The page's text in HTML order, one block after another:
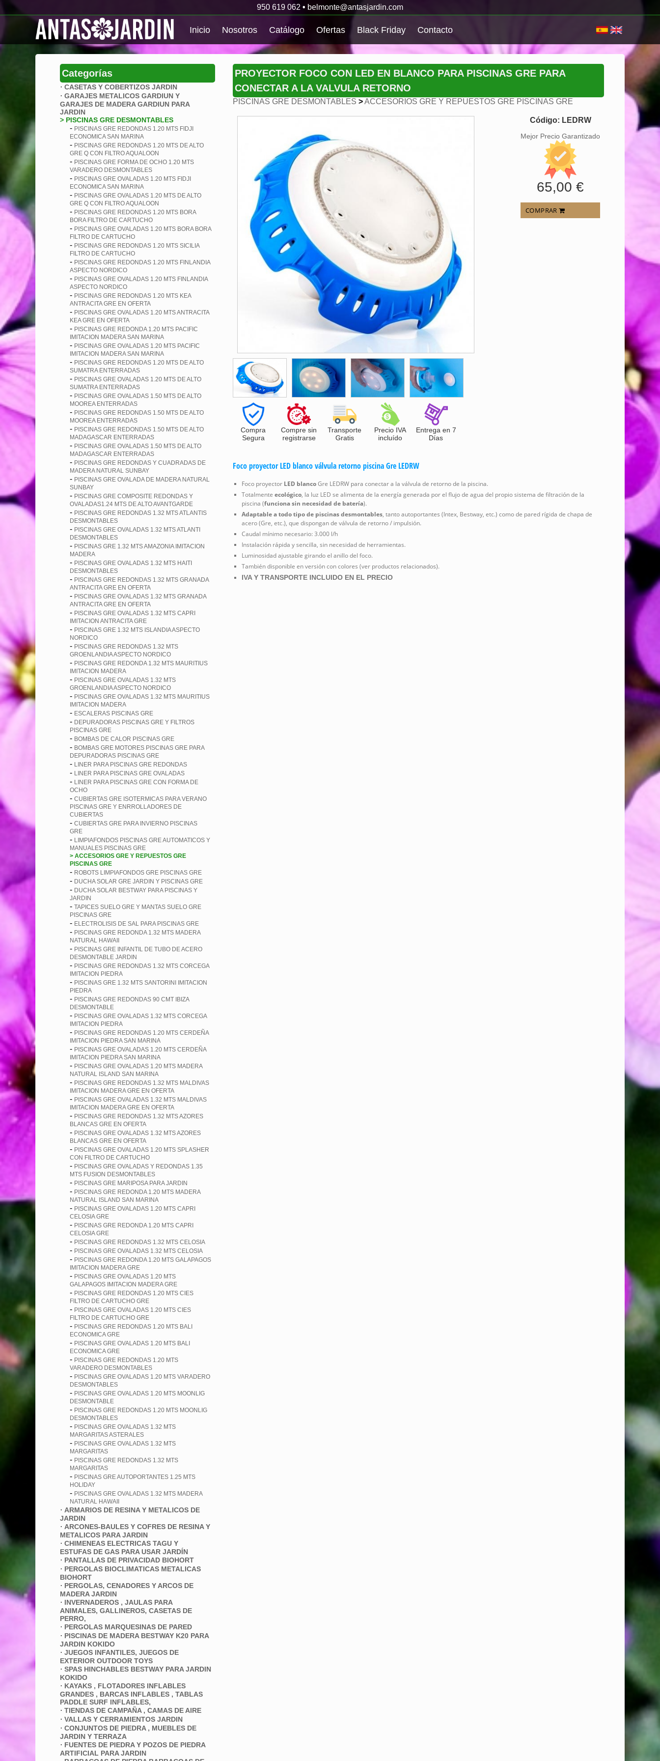
950 619 062 • belmonte@antasjardin.com
Inicio Nosotros Catálogo Ofertas Black Friday Contacto
Categorías
· CASETAS Y COBERTIZOS JARDIN
· GARAJES METALICOS GARDIUN Y
GARAJES DE MADERA GARDIUN PARA
JARDIN
> PISCINAS GRE DESMONTABLES
- PISCINAS GRE REDONDAS 1.20 MTS FIDJI
ECONOMICA SAN MARINA
- PISCINAS GRE REDONDAS 1.20 MTS DE ALTO
GRE Q CON FILTRO AQUALOON
- PISCINAS GRE FORMA DE OCHO 1.20 MTS
VARADERO DESMONTABLES
- PISCINAS GRE OVALADAS 1.20 MTS FIDJI
ECONOMICA SAN MARINA
- PISCINAS GRE OVALADAS 1.20 MTS DE ALTO
GRE Q CON FILTRO AQUALOON
- PISCINAS GRE REDONDAS 1.20 MTS BORA
BORA FILTRO DE CARTUCHO
- PISCINAS GRE OVALADAS 1.20 MTS BORA BORA
FILTRO DE CARTUCHO
- PISCINAS GRE REDONDAS 1.20 MTS SICILIA
FILTRO DE CARTUCHO
- PISCINAS GRE REDONDAS 1.20 MTS FINLANDIA
ASPECTO NORDICO
- PISCINAS GRE OVALADAS 1.20 MTS FINLANDIA
ASPECTO NORDICO
- PISCINAS GRE REDONDAS 1.20 MTS KEA
ANTRACITA GRE EN OFERTA
- PISCINAS GRE OVALADAS 1.20 MTS ANTRACITA
KEA GRE EN OFERTA
- PISCINAS GRE REDONDA 1.20 MTS PACIFIC
IMITACION MADERA SAN MARINA
- PISCINAS GRE OVALADAS 1.20 MTS PACIFIC
IMITACION MADERA SAN MARINA
- PISCINAS GRE REDONDAS 1.20 MTS DE ALTO
SUMATRA ENTERRADAS
- PISCINAS GRE OVALADAS 1.20 MTS DE ALTO
SUMATRA ENTERRADAS
- PISCINAS GRE OVALADAS 1.50 MTS DE ALTO
MOOREA ENTERRADAS
- PISCINAS GRE REDONDAS 1.50 MTS DE ALTO
MOOREA ENTERRADAS
- PISCINAS GRE REDONDAS 1.50 MTS DE ALTO
MADAGASCAR ENTERRADAS
- PISCINAS GRE OVALADAS 1.50 MTS DE ALTO
MADAGASCAR ENTERRADAS
- PISCINAS GRE REDONDAS Y CUADRADAS DE
MADERA NATURAL SUNBAY
- PISCINAS GRE OVALADA DE MADERA NATURAL
SUNBAY
- PISCINAS GRE COMPOSITE REDONDAS Y
OVALADAS1.24 MTS DE ALTO AVANTGARDE
- PISCINAS GRE REDONDAS 1.32 MTS ATLANTIS
DESMONTABLES
- PISCINAS GRE OVALADAS 1.32 MTS ATLANTI
DESMONTABLES
- PISCINAS GRE 1.32 MTS AMAZONIA IMITACION
MADERA
- PISCINAS GRE OVALADAS 1.32 MTS HAITI
DESMONTABLES
- PISCINAS GRE REDONDAS 1.32 MTS GRANADA
ANTRACITA GRE EN OFERTA
- PISCINAS GRE OVALADAS 1.32 MTS GRANADA
ANTRACITA GRE EN OFERTA
- PISCINAS GRE OVALADAS 1.32 MTS CAPRI
IMITACION ANTRACITA GRE
- PISCINAS GRE 1.32 MTS ISLANDIA ASPECTO
NORDICO
- PISCINAS GRE REDONDAS 1.32 MTS
GROENLANDIA ASPECTO NORDICO
- PISCINAS GRE REDONDA 1.32 MTS MAURITIUS
IMITACION MADERA
- PISCINAS GRE OVALADAS 1.32 MTS
GROENLANDIA ASPECTO NORDICO
- PISCINAS GRE OVALADAS 1.32 MTS MAURITIUS
IMITACION MADERA
- ESCALERAS PISCINAS GRE
- DEPURADORAS PISCINAS GRE Y FILTROS
PISCINAS GRE
- BOMBAS DE CALOR PISCINAS GRE
- BOMBAS GRE MOTORES PISCINAS GRE PARA
DEPURADORAS PISCINAS GRE
- LINER PARA PISCINAS GRE REDONDAS
- LINER PARA PISCINAS GRE OVALADAS
- LINER PARA PISCINAS GRE CON FORMA DE
OCHO
- CUBIERTAS GRE ISOTERMICAS PARA VERANO
PISCINAS GRE Y ENRROLLADORES DE
CUBIERTAS
- CUBIERTAS GRE PARA INVIERNO PISCINAS
GRE
- LIMPIAFONDOS PISCINAS GRE AUTOMATICOS Y
MANUALES PISCINAS GRE
> ACCESORIOS GRE Y REPUESTOS GRE
PISCINAS GRE
- ROBOTS LIMPIAFONDOS GRE PISCINAS GRE
- DUCHA SOLAR GRE JARDIN Y PISCINAS GRE
- DUCHA SOLAR BESTWAY PARA PISCINAS Y
JARDIN
- TAPICES SUELO GRE Y MANTAS SUELO GRE
PISCINAS GRE
- ELECTROLISIS DE SAL PARA PISCINAS GRE
- PISCINAS GRE REDONDA 1.32 MTS MADERA
NATURAL HAWAII
- PISCINAS GRE INFANTIL DE TUBO DE ACERO
DESMONTABLE JARDIN
- PISCINAS GRE REDONDAS 1.32 MTS CORCEGA
IMITACION PIEDRA
- PISCINAS GRE 1.32 MTS SANTORINI IMITACION
PIEDRA
- PISCINAS GRE REDONDAS 90 CMT IBIZA
DESMONTABLE
- PISCINAS GRE OVALADAS 1.32 MTS CORCEGA
IMITACION PIEDRA
- PISCINAS GRE REDONDAS 1.20 MTS CERDEÑA
IMITACION PIEDRA SAN MARINA
- PISCINAS GRE OVALADAS 1.20 MTS CERDEÑA
IMITACION PIEDRA SAN MARINA
- PISCINAS GRE OVALADAS 1.20 MTS MADERA
NATURAL ISLAND SAN MARINA
- PISCINAS GRE REDONDAS 1.32 MTS MALDIVAS
IMITACION MADERA GRE EN OFERTA
- PISCINAS GRE OVALADAS 1.32 MTS MALDIVAS
IMITACION MADERA GRE EN OFERTA
- PISCINAS GRE REDONDAS 1.32 MTS AZORES
BLANCAS GRE EN OFERTA
- PISCINAS GRE OVALADAS 1.32 MTS AZORES
BLANCAS GRE EN OFERTA
- PISCINAS GRE OVALADAS 1.20 MTS SPLASHER
CON FILTRO DE CARTUCHO
- PISCINAS GRE OVALADAS Y REDONDAS 1.35
MTS FUSION DESMONTABLES
- PISCINAS GRE MARIPOSA PARA JARDIN
- PISCINAS GRE REDONDA 1.20 MTS MADERA
NATURAL ISLAND SAN MARINA
- PISCINAS GRE OVALADAS 1.20 MTS CAPRI
CELOSIA GRE
- PISCINAS GRE REDONDA 1.20 MTS CAPRI
CELOSIA GRE
- PISCINAS GRE REDONDAS 1.32 MTS CELOSIA
- PISCINAS GRE OVALADAS 1.32 MTS CELOSIA
- PISCINAS GRE REDONDA 1.20 MTS GALAPAGOS
IMITACION MADERA GRE
- PISCINAS GRE OVALADAS 1.20 MTS
GALAPAGOS IMITACION MADERA GRE
- PISCINAS GRE REDONDAS 1.20 MTS CIES
FILTRO DE CARTUCHO GRE
- PISCINAS GRE OVALADAS 1.20 MTS CIES
FILTRO DE CARTUCHO GRE
- PISCINAS GRE REDONDAS 1.20 MTS BALI
ECONOMICA GRE
- PISCINAS GRE OVALADAS 1.20 MTS BALI
ECONOMICA GRE
- PISCINAS GRE REDONDAS 1.20 MTS
VARADERO DESMONTABLES
- PISCINAS GRE OVALADAS 1.20 MTS VARADERO
DESMONTABLES
- PISCINAS GRE OVALADAS 1.20 MTS MOONLIG
DESMONTABLE
- PISCINAS GRE REDONDAS 1.20 MTS MOONLIG
DESMONTABLES
- PISCINAS GRE OVALADAS 1.32 MTS
MARGARITAS ASTERALES
- PISCINAS GRE OVALADAS 1.32 MTS
MARGARITAS
- PISCINAS GRE REDONDAS 1.32 MTS
MARGARITAS
- PISCINAS GRE AUTOPORTANTES 1.25 MTS
HOLIDAY
- PISCINAS GRE OVALADAS 1.32 MTS MADERA
NATURAL HAWAII
· ARMARIOS DE RESINA Y METALICOS DE
JARDIN
· ARCONES-BAULES Y COFRES DE RESINA Y
METALICOS PARA JARDIN
· CHIMENEAS ELECTRICAS TAGU Y
ESTUFAS DE GAS PARA USAR JARDÍN
· PANTALLAS DE PRIVACIDAD BIOHORT
· PERGOLAS BIOCLIMATICAS METALICAS
BIOHORT
· PERGOLAS, CENADORES Y ARCOS DE
MADERA JARDIN
· INVERNADEROS , JAULAS PARA
ANIMALES, GALLINEROS, CASETAS DE
PERRO,
· PERGOLAS MARQUESINAS DE PARED
· PISCINAS DE MADERA BESTWAY K20 PARA
JARDIN KOKIDO
· JUEGOS INFANTILES, JUEGOS DE
EXTERIOR OUTDOOR TOYS
· SPAS HINCHABLES BESTWAY PARA JARDIN
KOKIDO
· KAYAKS , FLOTADORES INFLABLES
GRANDES , BARCAS INFLABLES , TABLAS
PADDLE SURF INFLABLES,
· TIENDAS DE CAMPAÑA , CAMAS DE AIRE
· VALLAS Y CERRAMIENTOS JARDIN
· CONJUNTOS DE PIEDRA , MUEBLES DE
JARDIN Y TERRAZA
· FUENTES DE PIEDRA Y POZOS DE PIEDRA
ARTIFICIAL PARA JARDIN
PROYECTOR FOCO CON LED EN BLANCO PARA PISCINAS GRE PARA
CONECTAR A LA VALVULA RETORNO
PISCINAS GRE DESMONTABLES >ACCESORIOS GRE Y REPUESTOS GRE PISCINAS GRE
Compra
Segura
Compre sin
registrarse
Transporte
Gratis
Precio IVA
incluído
Entrega en 7
Días
Código: LEDRW
Mejor Precio Garantizado
65,00 €
COMPRAR
Foco proyector LED blanco válvula retorno piscina Gre LEDRW
Foco proyector LED blancoGre LEDRW para conectar a la válvula de retorno de la piscina.
Totalmente ecológico, la luz LED se alimenta de la energía generada por el flujo de agua del propio sistema de filtración de la
piscina (funciona sin necesidad de batería).
Adaptable a todo tipo de piscinas desmontables, tanto autoportantes (Intex, Bestway, etc.) como de pared rígida de chapa de
acero (Gre, etc.), que dispongan de válvula de retorno / impulsión.
Caudal mínimo necesario: 3.000 l/h
Instalación rápida y sencilla, sin necesidad de herramientas.
Luminosidad ajustable girando el anillo del foco.
También disponible en versión con colores (ver productos relacionados).
IVA Y TRANSPORTE INCLUIDO EN EL PRECIO